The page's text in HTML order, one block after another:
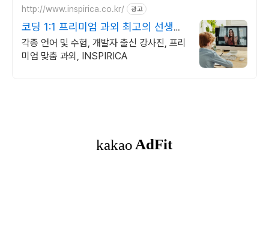
http://www.inspirica.co.kr/ 광고
코딩 1:1 프리미엄 과외 최고의 선생님
들과 함께
각종 언어 및 수험, 개발자 출신 강사진, 프리
미엄 맞춤 과외, INSPIRICA